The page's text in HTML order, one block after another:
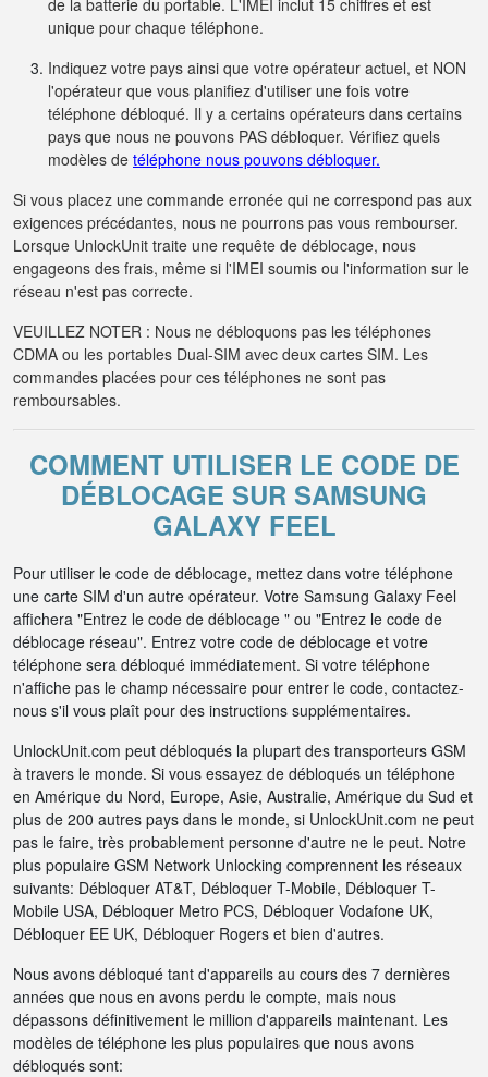
de la batterie du portable. L'IMEI inclut 15 chiffres et est
unique pour chaque téléphone.
Indiquez votre pays ainsi que votre opérateur actuel, et NON
l'opérateur que vous planifiez d'utiliser une fois votre
téléphone débloqué. Il y a certains opérateurs dans certains
pays que nous ne pouvons PAS débloquer. Vérifiez quels
modèles de téléphone nous pouvons débloquer.
Si vous placez une commande erronée qui ne correspond pas aux
exigences précédantes, nous ne pourrons pas vous rembourser.
Lorsque UnlockUnit traite une requête de déblocage, nous
engageons des frais, même si l'IMEI soumis ou l'information sur le
réseau n'est pas correcte.
VEUILLEZ NOTER : Nous ne débloquons pas les téléphones
CDMA ou les portables Dual-SIM avec deux cartes SIM. Les
commandes placées pour ces téléphones ne sont pas
remboursables.
COMMENT UTILISER LE CODE DE
DÉBLOCAGE SUR SAMSUNG
GALAXY FEEL
Pour utiliser le code de déblocage, mettez dans votre téléphone
une carte SIM d'un autre opérateur. Votre Samsung Galaxy Feel
affichera "Entrez le code de déblocage " ou "Entrez le code de
déblocage réseau". Entrez votre code de déblocage et votre
téléphone sera débloqué immédiatement. Si votre téléphone
n'affiche pas le champ nécessaire pour entrer le code, contactez-
nous s'il vous plaît pour des instructions supplémentaires.
UnlockUnit.com peut débloqués la plupart des transporteurs GSM
à travers le monde. Si vous essayez de débloqués un téléphone
en Amérique du Nord, Europe, Asie, Australie, Amérique du Sud et
plus de 200 autres pays dans le monde, si UnlockUnit.com ne peut
pas le faire, très probablement personne d'autre ne le peut. Notre
plus populaire GSM Network Unlocking comprennent les réseaux
suivants: Débloquer AT&T, Débloquer T-Mobile, Débloquer T-
Mobile USA, Débloquer Metro PCS, Débloquer Vodafone UK,
Débloquer EE UK, Débloquer Rogers et bien d'autres.
Nous avons débloqué tant d'appareils au cours des 7 dernières
années que nous en avons perdu le compte, mais nous
dépassons définitivement le million d'appareils maintenant. Les
modèles de téléphone les plus populaires que nous avons
débloqués sont: